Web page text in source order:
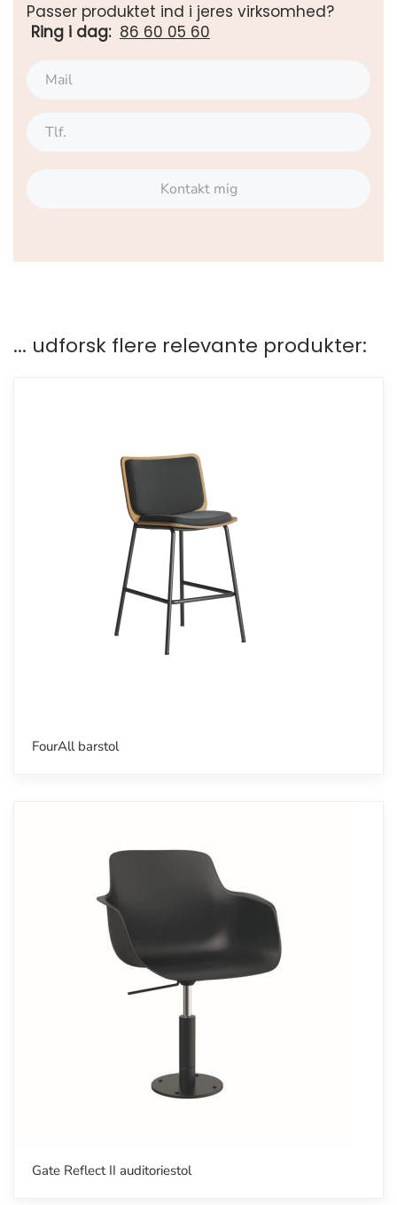
Passer produktet ind i jeres virksomhed?
Ring i dag: 86 60 05 60
Kontakt mig
... udforsk flere relevante produkter:
FourAll barstol
Gate Reflect II auditoriestol